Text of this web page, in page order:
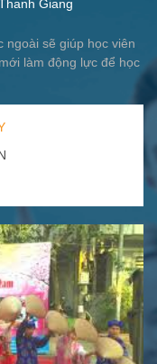
Giang
ngoài sẽ giúp học viên
làm động lực để học